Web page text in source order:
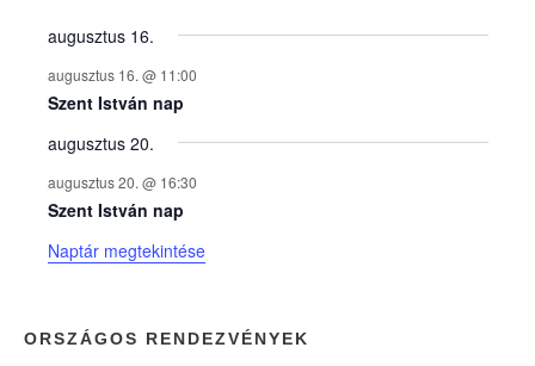
y
e
k
n
a
p
augusztus 16.
augusztus 16. @ 11:00
Szent István nap
augusztus 20.
augusztus 20. @ 16:30
Szent István nap
Naptár megtekintése
ORSZÁGOS RENDEZVÉNYEK